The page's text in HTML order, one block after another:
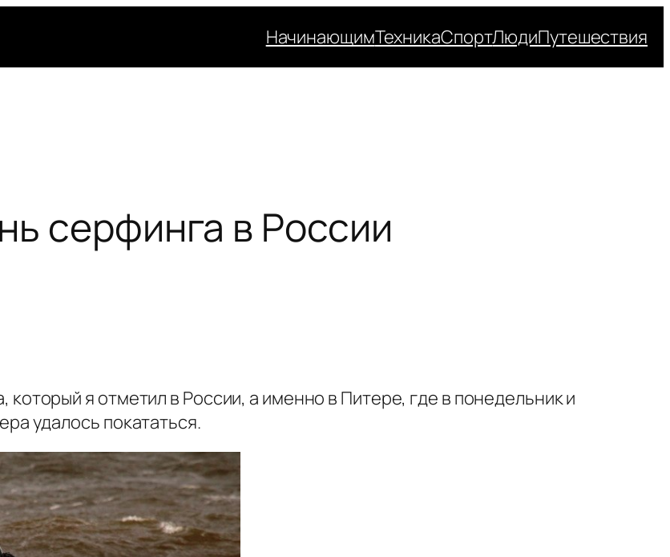
НачинающимТехникаСпортЛюдиПутешествия
серфинга в России
я отметил в России, а именно в Питере, где в понедельник и
удалось покататься.